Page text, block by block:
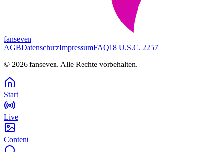
fanseven
AGBDatenschutzImpressumFAQ18 U.S.C. 2257
© 2026 fanseven. Alle Rechte vorbehalten.
Start
Live
Content